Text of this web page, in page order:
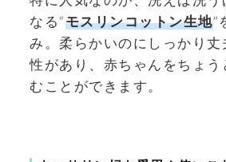
なる“モスリンコットン生地”
み。柔らかいのにしっかり
性があり、赤ちゃんをちょ
むことができます。